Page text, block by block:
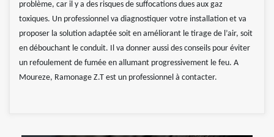
problème, car il y a des risques de suffocations dues aux gaz
toxiques. Un professionnel va diagnostiquer votre installation et va
proposer la solution adaptée soit en améliorant le tirage de l’air, soit
en débouchant le conduit. Il va donner aussi des conseils pour éviter
un refoulement de fumée en allumant progressivement le feu. A
Moureze, Ramonage Z.T est un professionnel à contacter.